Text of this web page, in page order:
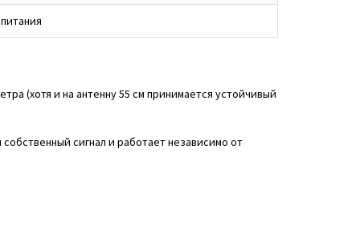
(хотя и на антенну 55 см принимается устойчивый
сигнал и работает независимо от